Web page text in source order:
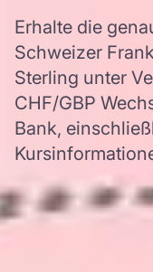
Erhalte die
Schweizer
Sterling unter
CHF/GBP
Bank,